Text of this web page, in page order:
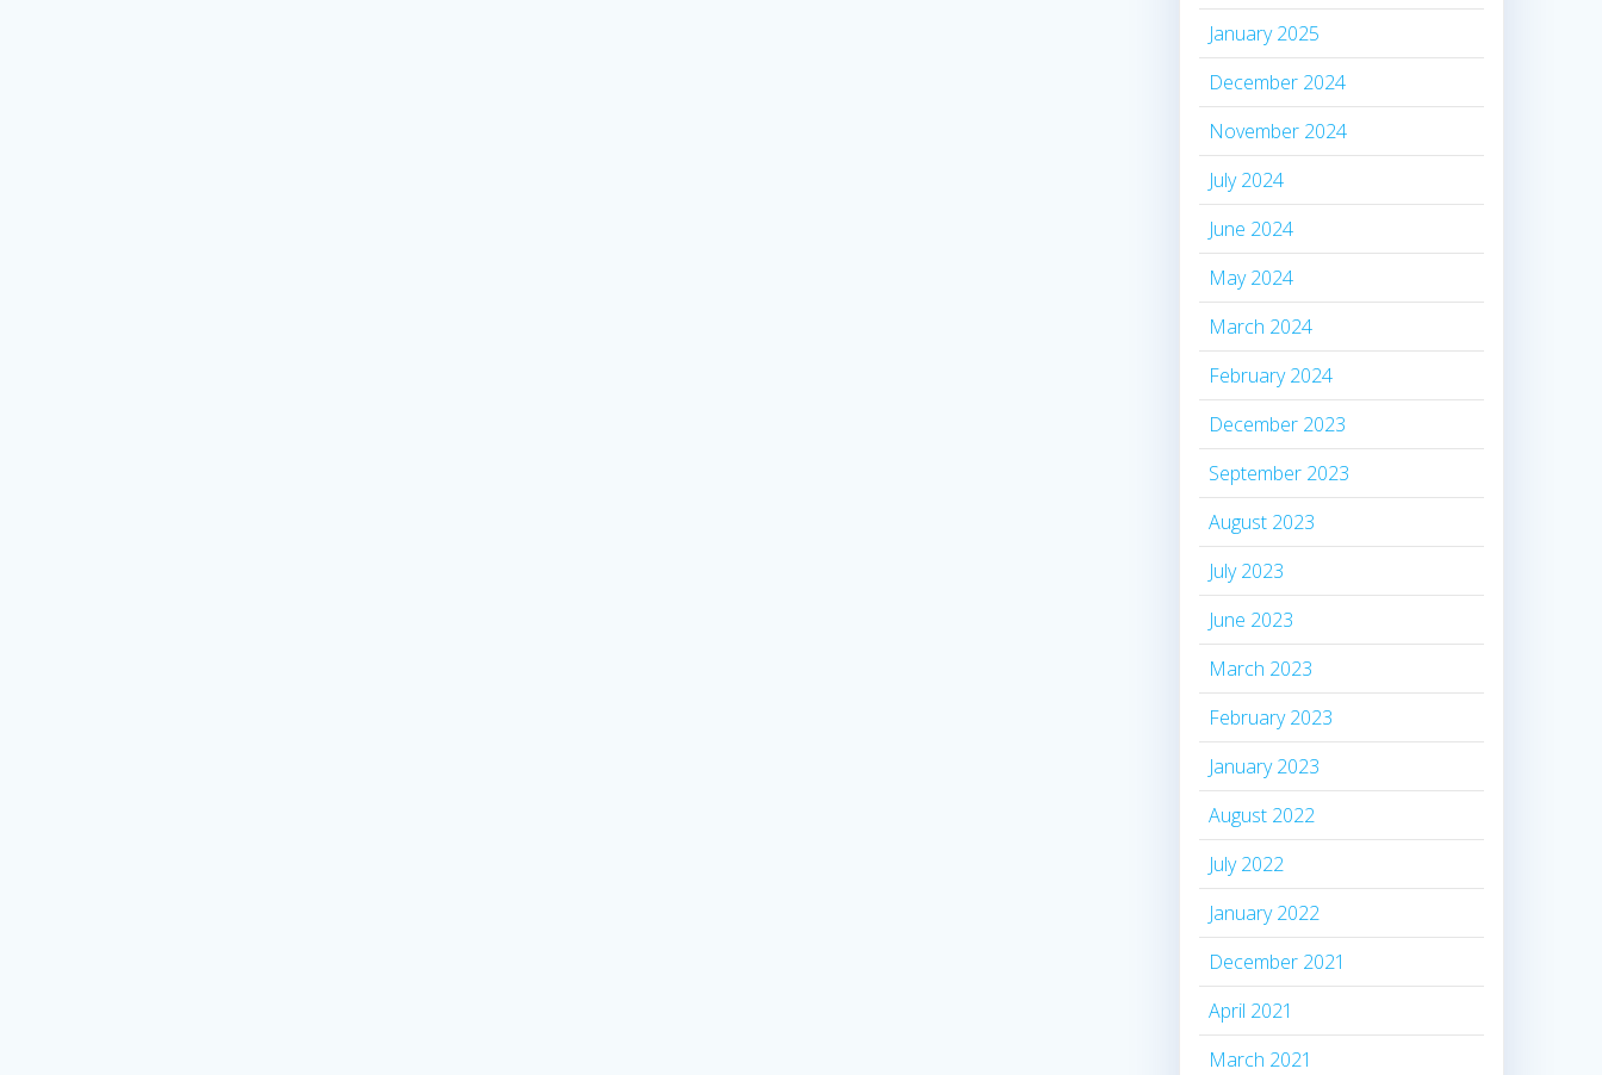
January 2025
December 2024
November 2024
July 2024
June 2024
May 2024
March 2024
February 2024
December 2023
September 2023
August 2023
July 2023
June 2023
March 2023
February 2023
January 2023
August 2022
July 2022
January 2022
December 2021
April 2021
March 2021